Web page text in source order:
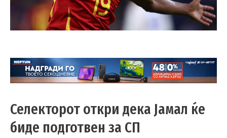
Селекторот откри дека Јамал ќе
биде подготвен за СП